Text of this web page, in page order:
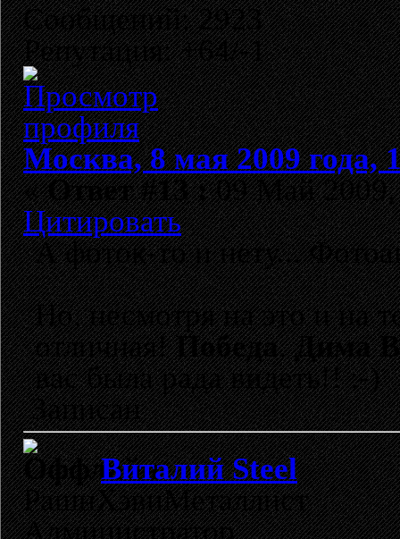
Сообщений: 2923
Репутация: +64/-1
Москва, 8 мая 2009 года,
«Ответ #13 :09 Май 2009,
Цитировать
А фоток-то и нету...
Но, несмотря на это и на
отличная!Победа,Дима
вас была рада видеть!! :-)
Записан
Виталий Steel
РашнХэвиМеталлист
Администратор